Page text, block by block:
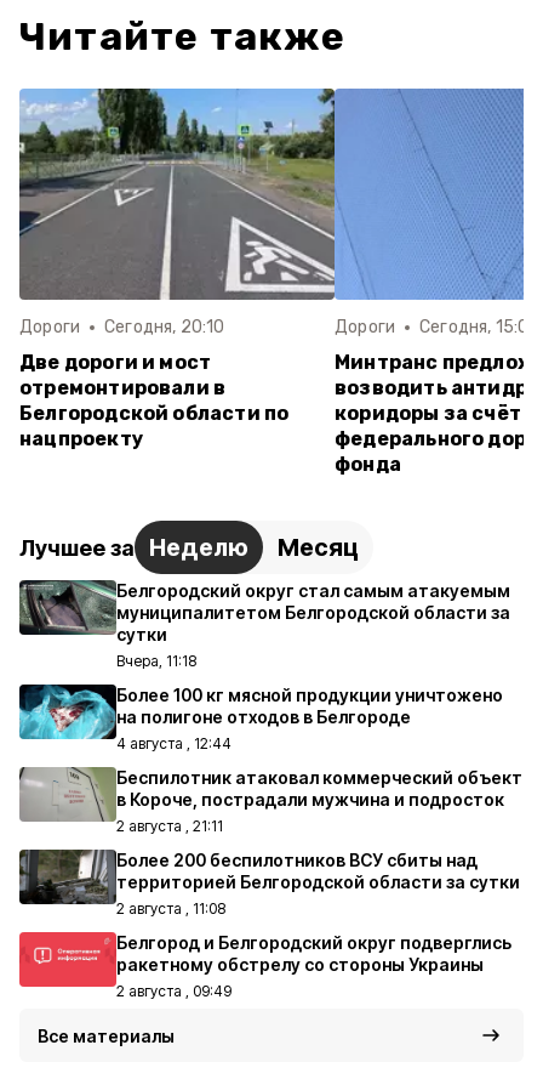
Читайте также
Дороги Сегодня, 20:10
Две дороги и мост
отремонтировали в
Белгородской области по
нацпроекту
Дороги Сегодня, 15:07
Минтранс
возводить
коридоры за счёт
федерального
фонда
Лучшее за Неделю Месяц
Белгородский округ стал самым атакуемым
муниципалитетом Белгородской области за
сутки
Вчера, 11:18
Более 100 кг мясной продукции уничтожено
на полигоне отходов в Белгороде
4 августа , 12:44
Беспилотник атаковал коммерческий объект
в Короче, пострадали мужчина и подросток
2 августа , 21:11
Более 200 беспилотников ВСУ сбиты над
территорией Белгородской области за сутки
2 августа , 11:08
Белгород и Белгородский округ подверглись
ракетному обстрелу со стороны Украины
2 августа , 09:49
Все материалы